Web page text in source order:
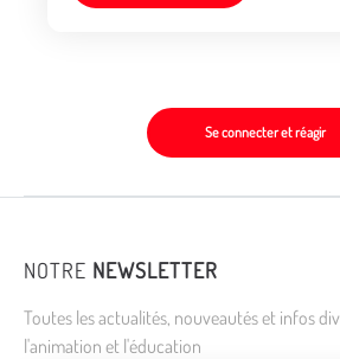
Se connecter et réagir
NOTRE NEWSLETTER
Toutes les actualités, nouveautés et infos
l'animation et l'éducation